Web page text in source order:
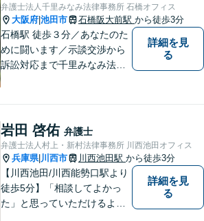
弁護士法人千里みなみ法律事務所 石橋オフィス
大阪府 池田市 石橋阪大前駅 から徒歩3分
石橋駅 徒歩３分／あなたのた
めに闘います／示談交渉から
訴訟対応まで千里みなみ法律
詳細を見
る
岩田 啓佑 弁護士
弁護士法人村上・新村法律事務所 川西池田オフィス
兵庫県| 川西市 川西池田駅 から徒歩3分
【川西池田/川西能勢口駅より
徒歩5分】「相談してよかっ
た」と思っていただけるよう
詳細を見
る